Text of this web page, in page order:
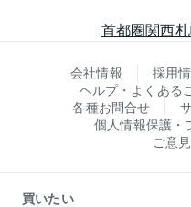
首都圏関西
会社情報 採用
ヘルプ・よくある
各種お問合せ
個人情報保護・
ご意
買いたい